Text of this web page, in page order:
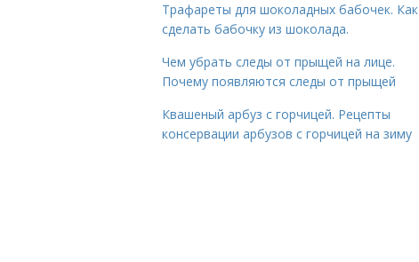
Трафареты для шоколадных бабочек. Как
сделать бабочку из шоколада.
Чем убрать следы от прыщей на лице.
Почему появляются следы от прыщей
Квашеный арбуз с горчицей. Рецепты
консервации арбузов с горчицей на зиму